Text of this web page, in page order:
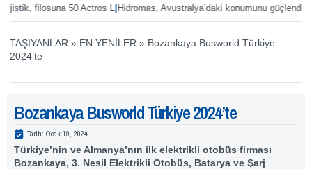
filosuna 50 Actros L|Hidromas, Avustralya’daki konumunu güçlendiriyor
TAŞIYANLAR » EN YENİLER » Bozankaya Busworld Türkiye
2024’te
Bozankaya Busworld Türkiye 2024’te
Tarih: Ocak 19, 2024
Türkiye’nin ve Almanya’nın ilk elektrikli otobüs firması
Bozankaya, 3. Nesil Elektrikli Otobüs, Batarya ve Şarj